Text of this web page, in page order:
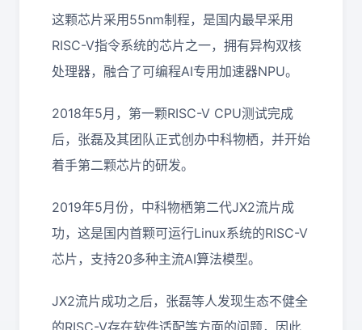
这颗芯片采用55nm制程，是国内最早采用
RISC-V指令系统的芯片之一，拥有异构双核
处理器，融合了可编程AI专用加速器NPU。
2018年5月，第一颗RISC-V CPU测试完成
后，张磊及其团队正式创办中科物栖，并开始
着手第二颗芯片的研发。
2019年5月份，中科物栖第二代JX2流片成
功，这是国内首颗可运行Linux系统的RISC-V
芯片，支持20多种主流AI算法模型。
JX2流片成功之后，张磊等人发现生态不健全
的RISC-V存在软件适配等方面的问题，因此